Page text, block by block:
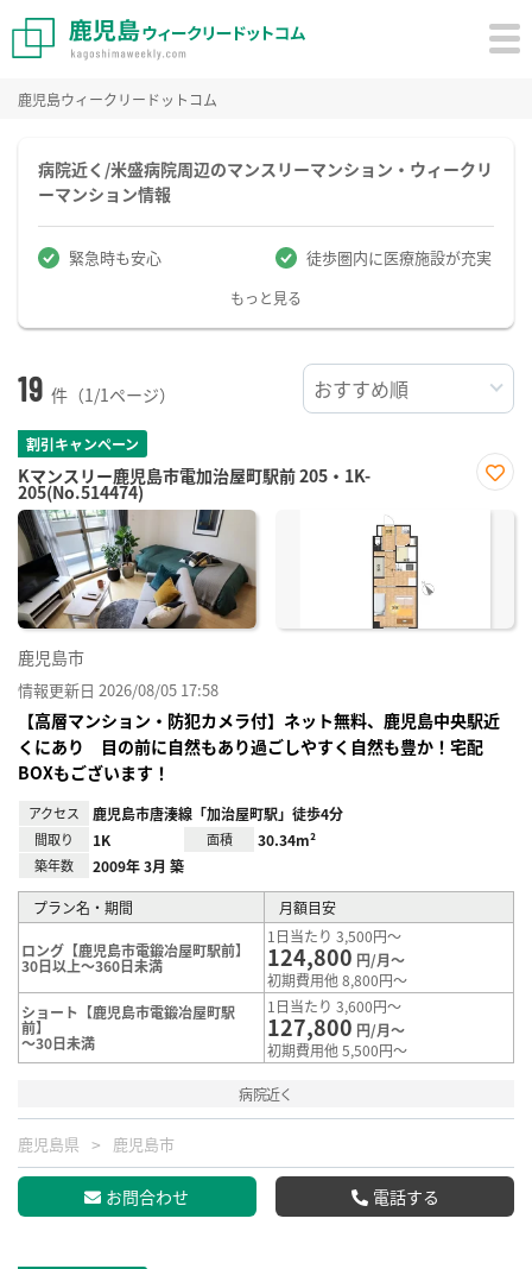
鹿児島ウィークリードットコム
病院近く/米盛病院周辺のマンスリーマンション・ウィークリ
ーマンション情報
緊急時も安心 徒歩圏内に医療施設が充実
もっと見る
19 件（1/1ページ）
割引キャンペーン
Kマンスリー鹿児島市電加治屋町駅前 205・1K-
205(No.514474)
に入
鹿児島市
情報更新日 2026/08/05 17:58
【高層マンション・防犯カメラ付】ネット無料、鹿児島中央駅近
くにあり 目の前に自然もあり過ごしやすく自然も豊か！宅配
BOXもございます！
アクセス 鹿児島市唐湊線「加治屋町駅」徒歩4分
間取り 1K 面積 30.34m²
築年数 2009年 3月 築
プラン名・期間 月額目安
ロング【鹿児島市電鍛冶屋町駅前】
30日以上～360日未満
1日当たり 3,500円～
124,800 円/月～
初期費用他 8,800円～
ショート【鹿児島市電鍛冶屋町駅
前】
～30日未満
1日当たり 3,600円～
127,800 円/月～
初期費用他 5,500円～
病院近く
鹿児島県 鹿児島市
お問合わせ 電話する